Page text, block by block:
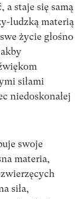
a staje się samą
ludzką materią
życie głośno
siłami
niedoskonałej
swoje
materia,
siła,